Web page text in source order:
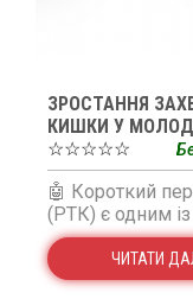
ЗРОСТАННЯ
КИШКИ У
☆☆☆☆☆
🤖 Короткий
(РТК) є одним
ЧИТАТИ